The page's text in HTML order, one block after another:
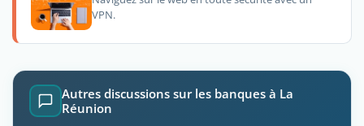
VPN.
Autres discussions sur les banques à La
Réunion